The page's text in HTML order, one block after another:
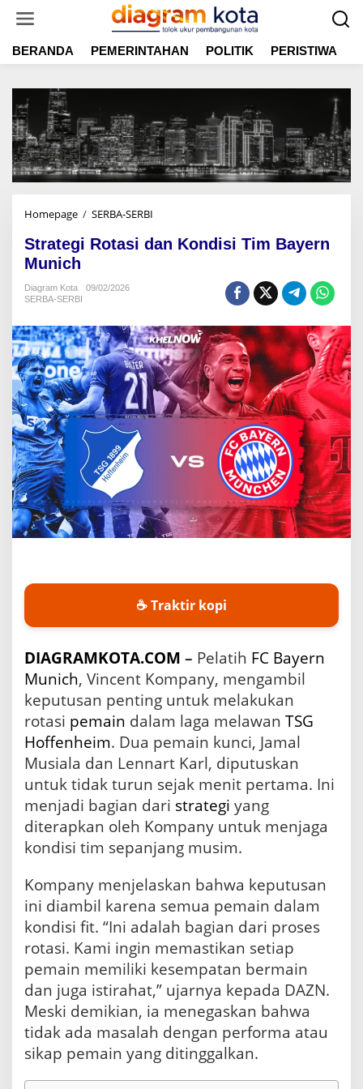
t
BERANDA PEMERINTAHAN POLITIK PERISTIWA
Homepage / SERBA-SERBI
r
R
o
t
a
s
i
n
d
i
T
i
m
B
y
e
n
M
u
n
i
Strategi Rotasi dan Kondisi Tim Bayern
Munich
Diagram Kota
09/02/2026
SERBA-SERBI
☕ Traktir kopi
DIAGRAMKOTA.COM – Pelatih FC Bayern
Munich, Vincent Kompany, mengambil
keputusan penting untuk melakukan
rotasi pemain dalam laga melawan TSG
Hoffenheim. Dua pemain kunci, Jamal
Musiala dan Lennart Karl, diputuskan
untuk tidak turun sejak menit pertama. Ini
menjadi bagian dari strategi yang
diterapkan oleh Kompany untuk menjaga
kondisi tim sepanjang musim.
Kompany menjelaskan bahwa keputusan
ini diambil karena semua pemain dalam
kondisi fit. “Ini adalah bagian dari proses
rotasi. Kami ingin memastikan setiap
pemain memiliki kesempatan bermain
dan juga istirahat,” ujarnya kepada DAZN.
Meski demikian, ia menegaskan bahwa
tidak ada masalah dengan performa atau
sikap pemain yang ditinggalkan.